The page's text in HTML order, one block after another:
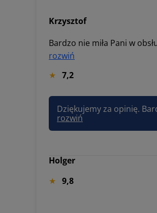
Krzysztof
rozwiń
7,2
rozwiń
Holger
9,8